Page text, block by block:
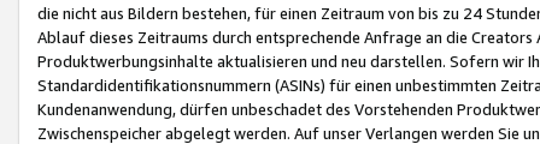
die nicht aus Bildern bestehen, für einen Zeitraum von bis zu 24
Ablauf dieses Zeitraums durch entsprechende Anfrage an die
Produktwerbungsinhalte aktualisieren und neu darstellen. Sofern wir
Standardidentifikationsnummern (ASINs) für einen unbestimmten
Kundenanwendung, dürfen unbeschadet des Vorstehenden
Zwischenspeicher abgelegt werden. Auf unser Verlangen werden Sie